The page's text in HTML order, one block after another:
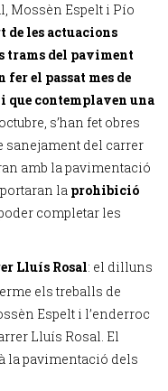
Mossèn Espelt i Pío
de les actuacions
trams del paviment
el passat mes de
i que contemplaven una
s’han fet obres
sanejament del carrer
amb la pavimentació
la prohibició
completar les
Lluís Rosal: el dilluns
els treballs de
Espelt i l’enderroc
Lluís Rosal. El
la pavimentació dels